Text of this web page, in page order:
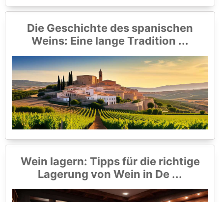
Die Geschichte des spanischen
Weins: Eine lange Tradition ...
Wein lagern: Tipps für die richtige
Lagerung von Wein in De ...